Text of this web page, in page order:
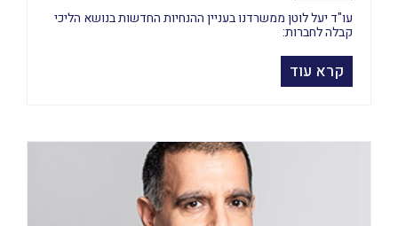
עו"ד יעל לוטן ממשרדנו בעניין ההנחיות החדשות בנושא הליכי
קבלה לחברות:
קרא עוד